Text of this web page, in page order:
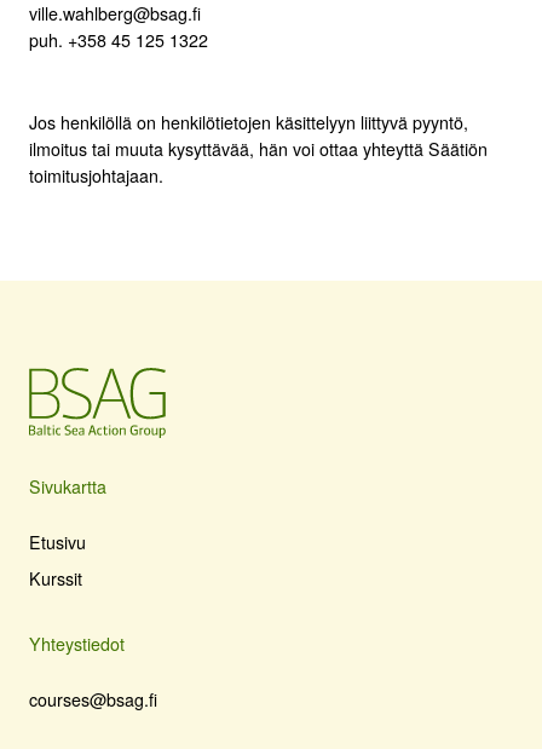
ville.wahlberg@bsag.fi
puh. +358 45 125 1322
Jos henkilöllä on henkilötietojen käsittelyyn liittyvä pyyntö,
ilmoitus tai muuta kysyttävää, hän voi ottaa yhteyttä Säätiön
toimitusjohtajaan.
Sivukartta
Etusivu
Kurssit
Yhteystiedot
courses@bsag.fi